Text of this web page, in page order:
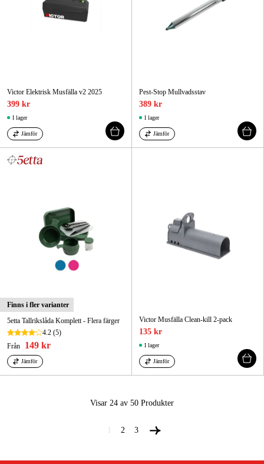
Victor Elektrisk Musfälla v2 2025
399 kr
I lager
Jämför
Pest-Stop Mullvadsstav
389 kr
I lager
Jämför
Finns i fler varianter
5etta Tallrikslåda Komplett - Flera färger
4.2 (5)
Från
149 kr
Jämför
Victor Musfälla Clean-kill 2-pack
135 kr
I lager
Jämför
Visar 24 av 50 Produkter
2 3